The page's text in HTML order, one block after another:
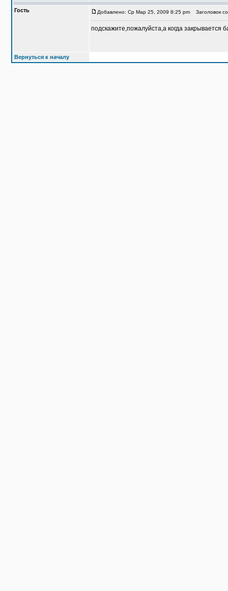
Гость Добавлено: Ср Мар 25, 2009 8:25 pm Заголовок
подскажите,пожалуйста,а когда закрывается
Вернуться к началу